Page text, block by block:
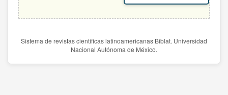
Sistema de revistas científicas latinoamericanas Biblat. Universidad
Nacional Autónoma de México.